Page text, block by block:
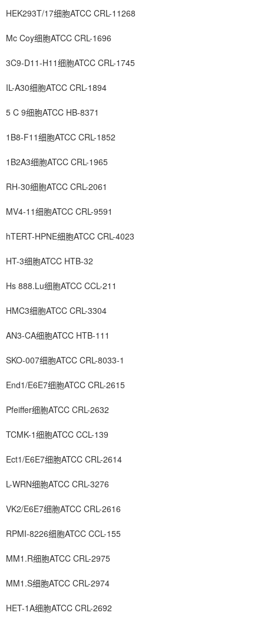
HEK293T/17细胞ATCC CRL-11268
Mc Coy细胞ATCC CRL-1696
3C9-D11-H11细胞ATCC CRL-1745
IL-A30细胞ATCC CRL-1894
5 C 9细胞ATCC HB-8371
1B8-F11细胞ATCC CRL-1852
1B2A3细胞ATCC CRL-1965
RH-30细胞ATCC CRL-2061
MV4-11细胞ATCC CRL-9591
hTERT-HPNE细胞ATCC CRL-4023
HT-3细胞ATCC HTB-32
Hs 888.Lu细胞ATCC CCL-211
HMC3细胞ATCC CRL-3304
AN3-CA细胞ATCC HTB-111
SKO-007细胞ATCC CRL-8033-1
End1/E6E7细胞ATCC CRL-2615
Pfeiffer细胞ATCC CRL-2632
TCMK-1细胞ATCC CCL-139
Ect1/E6E7细胞ATCC CRL-2614
L-WRN细胞ATCC CRL-3276
VK2/E6E7细胞ATCC CRL-2616
RPMI-8226细胞ATCC CCL-155
MM1.R细胞ATCC CRL-2975
MM1.S细胞ATCC CRL-2974
HET-1A细胞ATCC CRL-2692